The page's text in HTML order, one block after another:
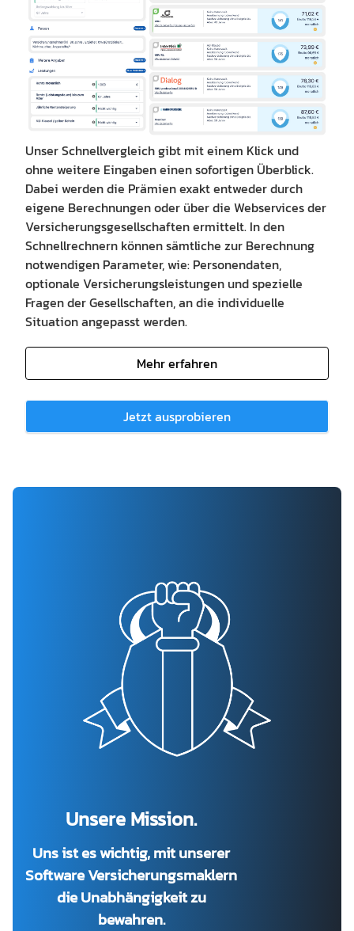
Unser Schnellvergleich gibt mit einem Klick und
ohne weitere Eingaben einen sofortigen Überblick.
Dabei werden die Prämien exakt entweder durch
eigene Berechnungen oder über die Webservices der
Versicherungsgesellschaften ermittelt. In den
Schnellrechnern können sämtliche zur Berechnung
notwendigen Parameter, wie: Personendaten,
optionale Versicherungsleistungen und spezielle
Fragen der Gesellschaften, an die individuelle
Situation angepasst werden.
Mehr erfahren
Jetzt ausprobieren
Unsere Mission.
Uns ist es wichtig, mit unserer
Software Versicherungsmaklern
die Unabhängigkeit zu
bewahren.